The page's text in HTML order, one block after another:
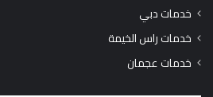
خدمات دبي
خدمات راس الخيمة
خدمات عجمان